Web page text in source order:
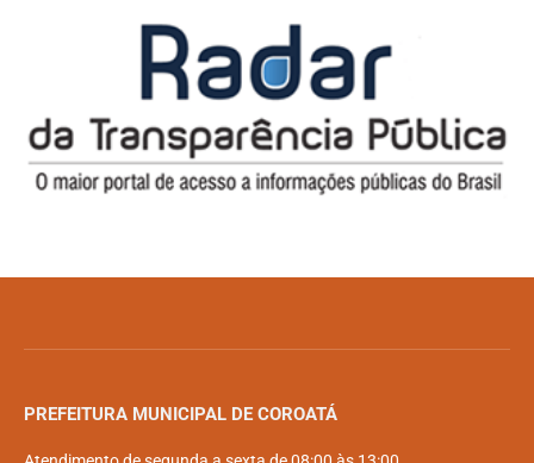
PREFEITURA MUNICIPAL DE COROATÁ